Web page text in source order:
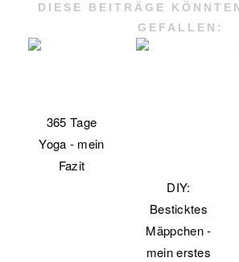
DIESE BEITRÄGE
GEFALLEN:
365 Tage
Yoga - mein
Fazit
DIY:
Besticktes
Mäppchen -
mein erstes